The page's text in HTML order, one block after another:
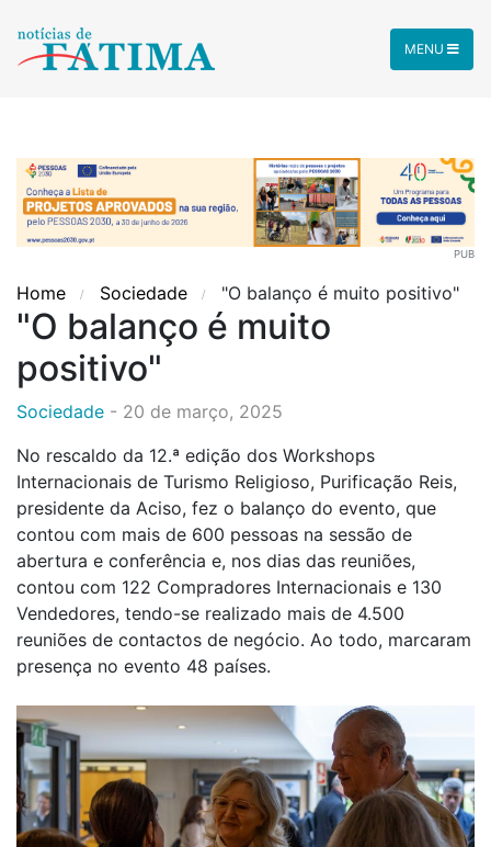
MENU
PUB
Home Sociedade "O balanço é muito positivo"
"O balanço é muito
positivo"
Sociedade - 20 de março, 2025
No rescaldo da 12.ª edição dos Workshops
Internacionais de Turismo Religioso, Purificação Reis,
presidente da Aciso, fez o balanço do evento, que
contou com mais de 600 pessoas na sessão de
abertura e conferência e, nos dias das reuniões,
contou com 122 Compradores Internacionais e 130
Vendedores, tendo-se realizado mais de 4.500
reuniões de contactos de negócio. Ao todo, marcaram
presença no evento 48 países.